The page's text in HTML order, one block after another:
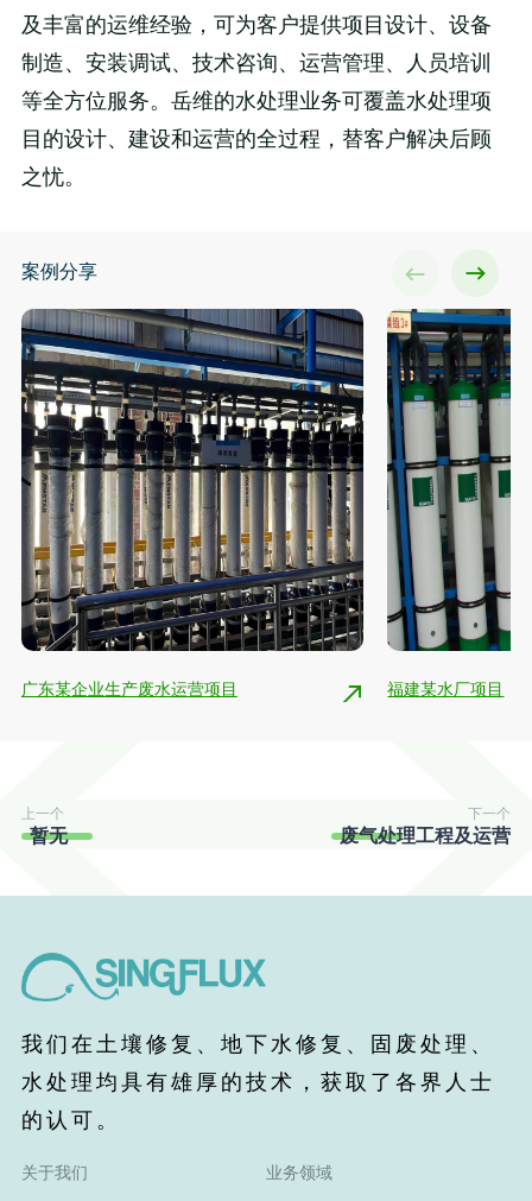
及丰富的运维经验，可为客户提供项目设计、设备
制造、安装调试、技术咨询、运营管理、人员培训
等全方位服务。岳维的水处理业务可覆盖水处理项
目的设计、建设和运营的全过程，替客户解决后顾
之忧。
案例分享
广东某企业生产废水运营项目 福建某水厂项目
上一个
暂无
下一个
废气处理工程及运营
我们在土壤修复、地下水修复、固废处理、
水处理均具有雄厚的技术，获取了各界人士
的认可。
关于我们 业务领域